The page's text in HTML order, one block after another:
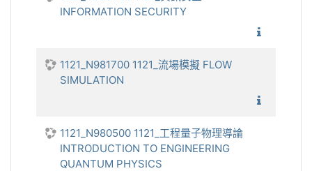
INFORMATION SECURITY
1121_N981700 1121_流場模擬 FLOW
SIMULATION
1121_N980500 1121_工程量子物理導論
INTRODUCTION TO ENGINEERING
QUANTUM PHYSICS